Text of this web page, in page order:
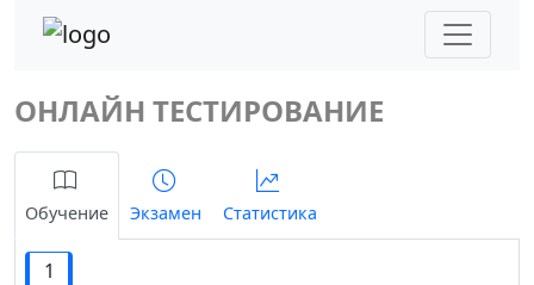
ОНЛАЙН ТЕСТИРОВАНИЕ
Обучение Экзамен Статистика
1